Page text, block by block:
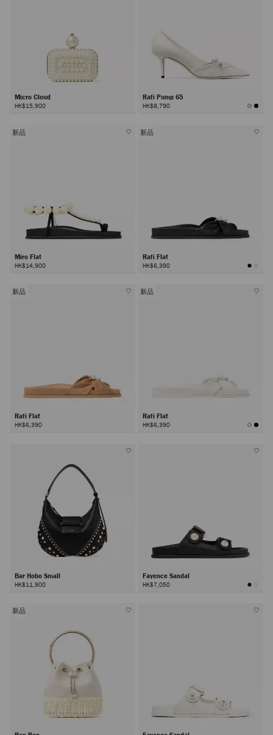
Micro Cloud
HK$15,900
Rafi Pump 65
HK$8,790
新品
Miro Flat
HK$14,900
新品
Rafi Flat
HK$6,390
新品
Rafi Flat
HK$6,390
新品
Rafi Flat
HK$6,390
Bar Hobo Small
HK$11,900
Fayence Sandal
HK$7,050
新品